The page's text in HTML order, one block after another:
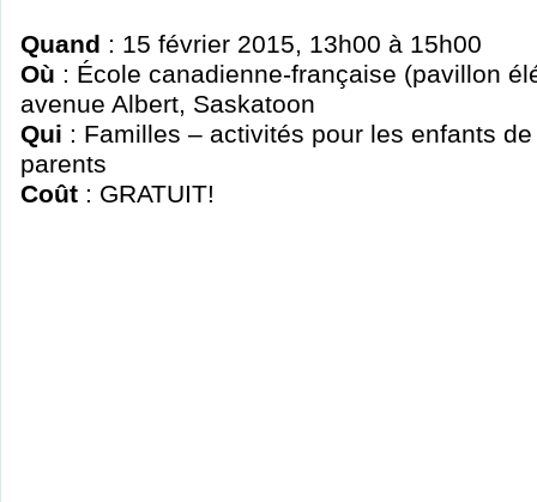
Quand : 15 février 2015, 13h00 à 15h00
Où : École canadienne-française (pavillon
avenue Albert, Saskatoon
Qui : Familles – activités pour les enfants
parents
Coût : GRATUIT!